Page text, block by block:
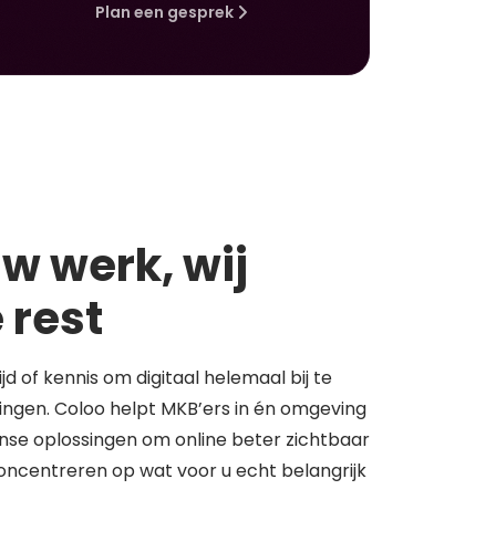
Plan een gesprek
werk, wij
rest
of kennis om digitaal helemaal bij te
Coloo helpt MKB’ers in én omgeving
oplossingen om online beter zichtbaar
op wat voor u echt belangrijk